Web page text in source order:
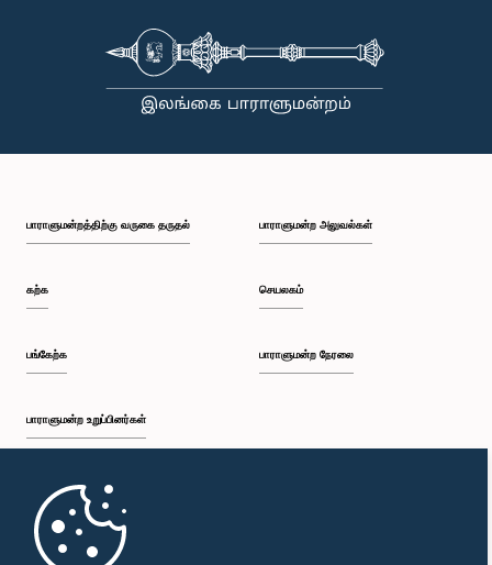
பாராளுமன்றத்திற்கு வருகை தருதல்
கற்க
பங்கேற்க
பாராளுமன்ற உறுப்பினர்கள்
முதற்பக்கம்
பாராளுமன்ற அலுவல்கள்
செயலகம்
பாராளுமன்ற நேரலை